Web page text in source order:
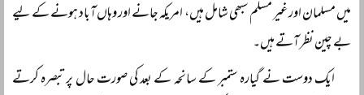
میں مسلمان اور غیر مسلم سبھی شامل ہیں، امریکہ جانے اور وہاں آباد ہونے کے لیے
بے چین نظر آتے ہیں۔
ایک دوست نے گیارہ ستمبر کے سانحہ کے بعد کی صورت حال پر تبصرہ کرتے